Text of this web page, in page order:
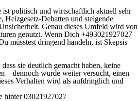
ist politisch und wirtschaftlich aktuell sehr
Heizgesetz-Debatten und steigende
Genau dieses Umfeld wird von
genutzt. Wenn Dich +493021927027
müsstest dringend handeln, ist Skepsis
sie deutlich gemacht haben, keine
– dennoch wurde weiter versucht, einen
Verhalten wird als aufdringlich und
hinter 03021927027